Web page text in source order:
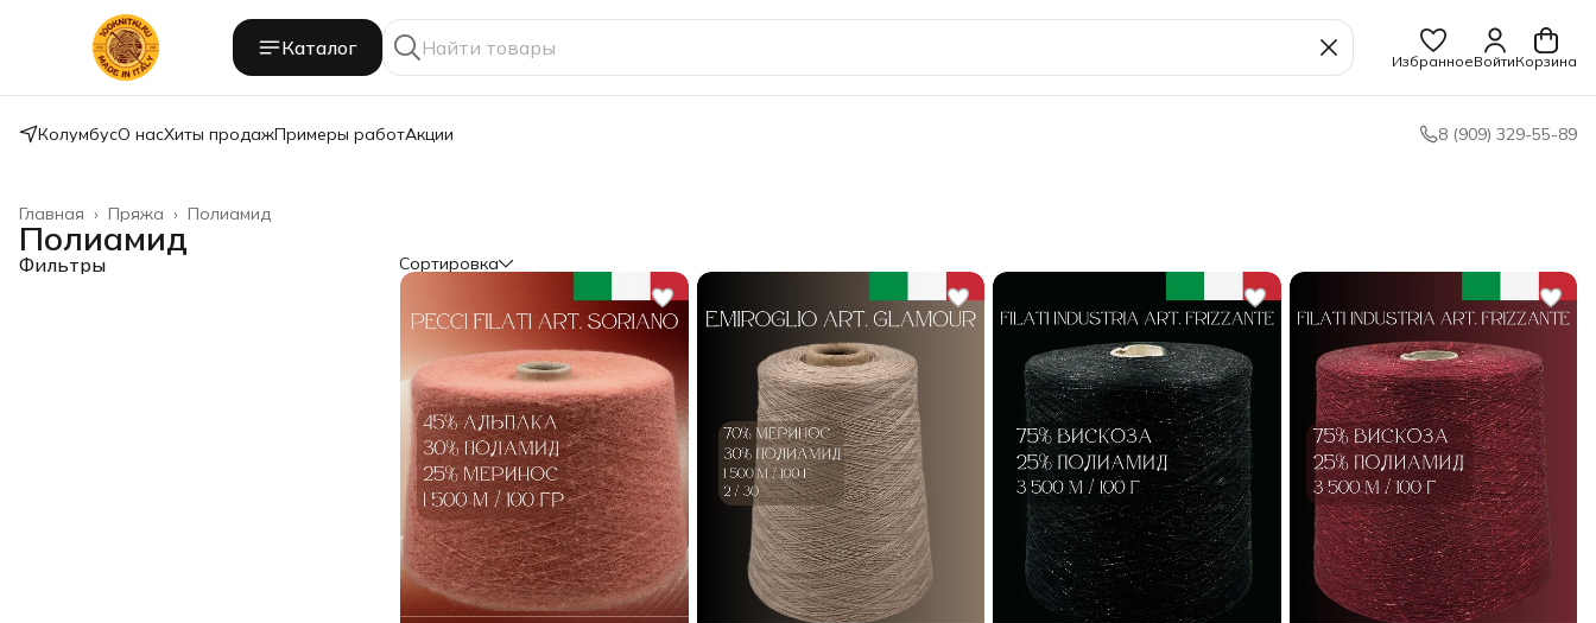
Каталог
ИзбранноеВойтиКорзина
КолумбусО насХиты продажПримеры работАкции 8 (909) 329-55-89
Полиамид
Пряжа ›
Главная ›
Полиамид
Фильтры Сортировка